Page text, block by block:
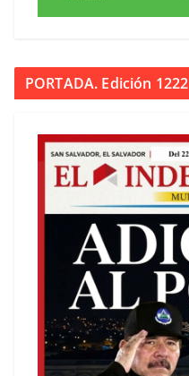
PORTADA. Edición 1222